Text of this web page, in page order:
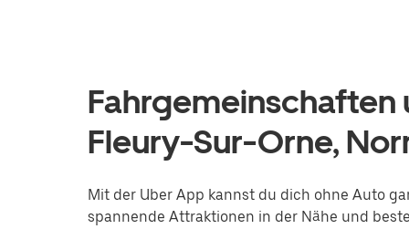
Fahrgemeinschaften
Fleury-Sur-Orne,
Mit der Uber App kannst du dich ohne Auto
spannende Attraktionen in der Nähe und